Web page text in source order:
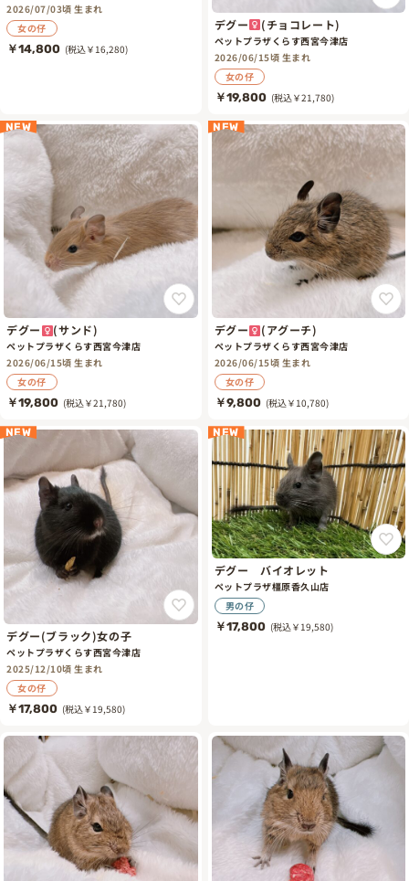
2026/07/03頃 生まれ
女の仔
￥14,800 (税込￥16,280)
デグー (チョコレート)
ペットプラザくらす西宮今津店
2026/06/15頃 生まれ
女の仔
￥19,800 (税込￥21,780)
NEW
デグー (サンド)
ペットプラザくらす西宮今津店
2026/06/15頃 生まれ
女の仔
￥19,800 (税込￥21,780)
NEW
デグー (アグーチ)
ペットプラザくらす西宮今津店
2026/06/15頃 生まれ
女の仔
￥9,800 (税込￥10,780)
NEW
デグー(ブラック)女の子
ペットプラザくらす西宮今津店
2025/12/10頃 生まれ
女の仔
￥17,800 (税込￥19,580)
NEW
デグー バイオレット
ペットプラザ橿原香久山店
男の仔
￥17,800 (税込￥19,580)